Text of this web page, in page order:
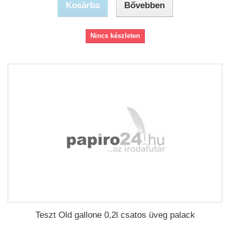
Kosárba Bővebben
Nincs készleten
Teszt Old gallone 0,2l csatos üveg palack